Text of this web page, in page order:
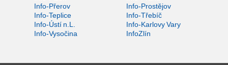
Info-Přerov
Info-Prostějov
Info-Teplice
Info-Třebíč
Info-Ústí n.L.
Info-Karlovy Vary
Info-Vysočina
InfoZlín